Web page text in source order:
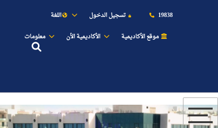
19838 تسجيل الدخول
اللغة
موقع الأكاديمية
الأكاديمية الأن معلومات
النقل البحري